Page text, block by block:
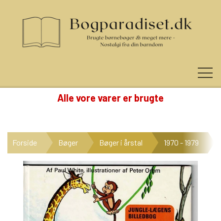
NYHEDER
KATEGORIER
Alle vore varer er brugte
Forside Bøger Bøger i årstal 1970 - 1979